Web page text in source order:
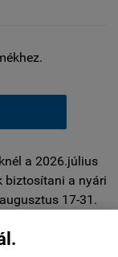
a 2026.július
biztosítani a nyári
17-31.
is